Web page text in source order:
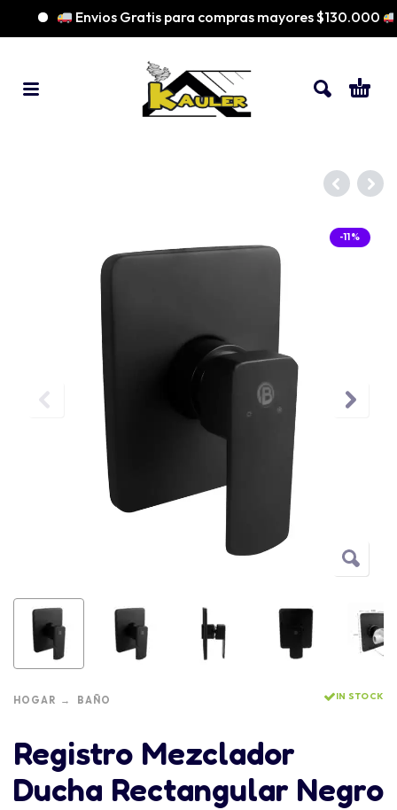
Envios Gratis para compras mayores $130.000
-11%
HOGAR BAÑO IN STOCK
Registro Mezclador
Ducha Rectangular Negro